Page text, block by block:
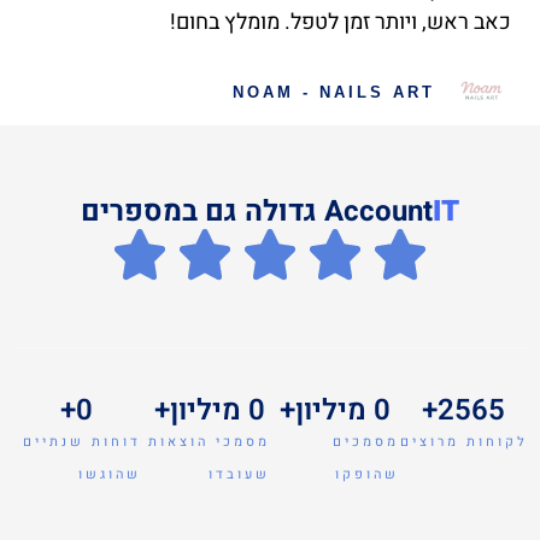
כאב ראש, ויותר זמן לטפל. מומלץ בחום!
NOAM - NAILS ART
AccountIT גדולה גם במספרים
לקוחות מרוצים
2565
+
מסמכים
שהופקו
0
מסמכי הוצאות
שעובדו
0
דוחות שנתיים
שהוגשו
0
+